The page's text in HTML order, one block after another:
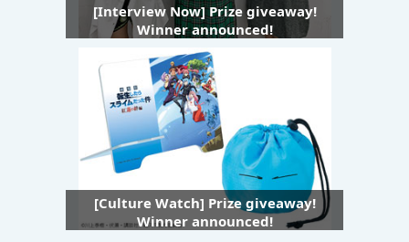
[Interview Now] Prize giveaway!
Winner announced!
[Culture Watch] Prize giveaway!
Winner announced!